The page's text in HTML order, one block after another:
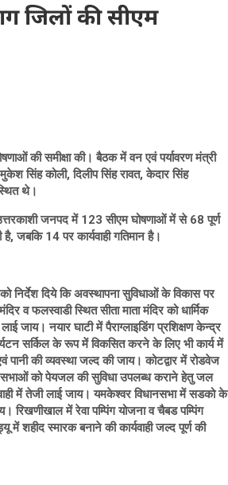
जिलों की सीएम
की समीक्षा की। बैठक में वन एवं पर्यावरण मंत्री
सिंह कोली, दिलीप सिंह रावत, केदार सिंह
थे।
जनपद में 123 सीएम घोषणाओं में से 68 पूर्ण
जबकि 14 पर कार्यवाही गतिमान है।
निर्देश दिये कि अवस्थापना सुविधाओं के विकास पर
व फलस्वाडी स्थित सीता माता मंदिर को धार्मिक
जाय। नयार घाटी में पैराग्लाइडिंग प्रशिक्षण केन्द्र
पर्यटन सर्किल के रूप में विकसित करने के लिए भी कार्य में
की व्यवस्था जल्द की जाय। कोटद्वार में रोडवेज
सभाओं को पेयजल की सुविधा उपलब्ध कराने हेतु जल
में तेजी लाई जाय। यमकेश्वर विधानसभा में सडको के
रिखणीखाल में रेवा पम्पिंग योजना व चैबड पम्पिंग
में शहीद स्मारक बनाने की कार्यवाही जल्द पूर्ण की